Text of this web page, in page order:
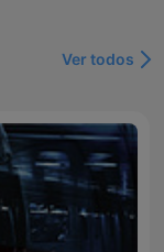
Ver todos